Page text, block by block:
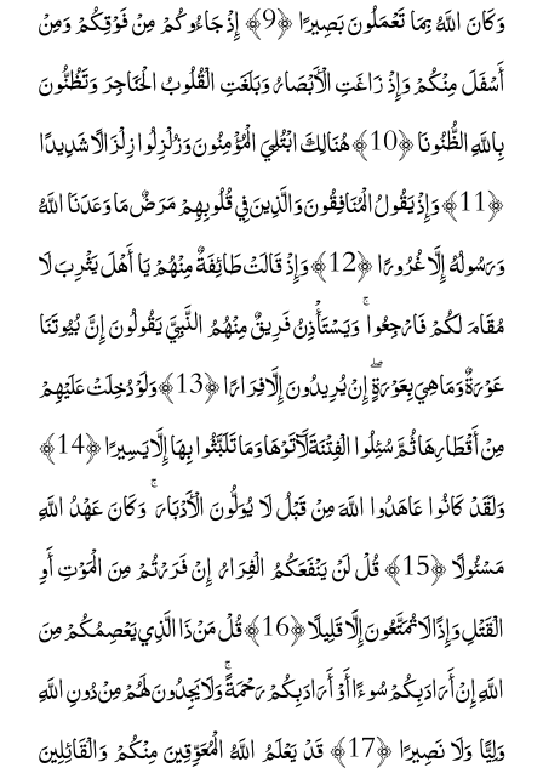
وَكَانَ اللَّهُ بِمَا تَعْمَلُونَ بَصِيرًا ﴿9﴾ إِذْ جَاءُوكُمْ مِنْ فَوْقِكُمْ وَمِنْ
أَسْفَلَ مِنْكُمْ وَإِذْ زَاغَتِ الْأَبْصَارُ وَبَلَغَتِ الْقُلُوبُ الْحَنَاجِرَ وَتَظُنُّونَ
بِاللَّهِ الظُّنُونَا ﴿10﴾ هُنَالِكَ ابْتُلِيَ الْمُؤْمِنُونَ وَزُلْزِلُوا زِلْزَالًا شَدِيدًا
﴿11﴾ وَإِذْ يَقُولُ الْمُنَافِقُونَ وَالَّذِينَ فِي قُلُوبِهِمْ مَرَضٌ مَا وَعَدَنَا اللَّهُ
وَرَسُولُهُ إِلَّا غُرُورًا ﴿12﴾ وَإِذْ قَالَتْ طَائِفَةٌ مِنْهُمْ يَا أَهْلَ يَثْرِبَ لَا
مُقَامَ لَكُمْ فَارْجِعُوا ۚ وَيَسْتَأْذِنُ فَرِيقٌ مِنْهُمُ النَّبِيَّ يَقُولُونَ إِنَّ بُيُوتَنَا
عَوْرَةٌ وَمَا هِيَ بِعَوْرَةٍ ۖ إِنْ يُرِيدُونَ إِلَّا فِرَارًا ﴿13﴾ وَلَوْ دُخِلَتْ عَلَيْهِمْ
مِنْ أَقْطَارِهَا ثُمَّ سُئِلُوا الْفِتْنَةَ لَآتَوْهَا وَمَا تَلَبَّثُوا بِهَا إِلَّا يَسِيرًا ﴿14﴾
وَلَقَدْ كَانُوا عَاهَدُوا اللَّهَ مِنْ قَبْلُ لَا يُوَلُّونَ الْأَدْبَارَ ۚ وَكَانَ عَهْدُ اللَّهِ
مَسْئُولًا ﴿15﴾ قُلْ لَنْ يَنْفَعَكُمُ الْفِرَارُ إِنْ فَرَرْتُمْ مِنَ الْمَوْتِ أَوِ
الْقَتْلِ وَإِذًا لَا تُمَتَّعُونَ إِلَّا قَلِيلًا ﴿16﴾ قُلْ مَنْ ذَا الَّذِي يَعْصِمُكُمْ مِنَ
اللَّهِ إِنْ أَرَادَ بِكُمْ سُوءًا أَوْ أَرَادَ بِكُمْ رَحْمَةً ۚ وَلَا يَجِدُونَ لَهُمْ مِنْ دُونِ اللَّهِ
وَلِيًّا وَلَا نَصِيرًا ﴿17﴾ قَدْ يَعْلَمُ اللَّهُ الْمُعَوِّقِينَ مِنْكُمْ وَالْقَائِلِينَ